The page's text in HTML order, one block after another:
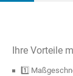
Ihre Vorteile
1️⃣